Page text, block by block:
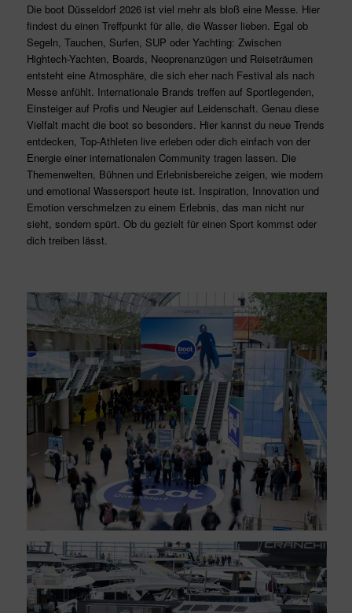
Die boot Düsseldorf 2026 ist viel mehr als bloß eine Messe. Hier
findest du einen Treffpunkt für alle, die Wasser lieben. Egal ob
Segeln, Tauchen, Surfen, SUP oder Yachting: Zwischen
Hightech-Yachten, Boards, Neoprenanzügen und Reiseträumen
entsteht eine Atmosphäre, die sich eher nach Festival als nach
Messe anfühlt. Internationale Brands treffen auf Sportlegenden,
Einsteiger auf Profis und Neugier auf Leidenschaft. Genau diese
Vielfalt macht die boot so besonders. Hier kannst du neue Trends
entdecken, Top-Athleten live erleben oder dich einfach von der
Energie einer internationalen Community tragen lassen. Die
Themenwelten, Bühnen und Erlebnisbereiche zeigen, wie modern
und emotional Wassersport heute ist. Inspiration, Innovation und
Emotion verschmelzen zu einem Erlebnis, das man nicht nur
sieht, sondern spürt. Ob du gezielt für einen Sport kommst oder
dich treiben lässt.